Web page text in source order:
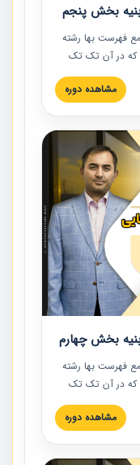
بخش پنجم
فهرست بها رشته
که در آن تک تک
شده است. این
تصاویر عملیات
پروژه مهندسی
شده و به تمام
هستند حتما
مشاهده دوره
بخش چهارم
فهرست بها رشته
که در آن تک تک
شده است. این
تصاویر عملیات
پروژه مهندسی
مشاهده دوره